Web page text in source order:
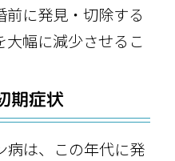
に発見・切除する
大幅に減少させるこ
期症状
病は、この年代に発